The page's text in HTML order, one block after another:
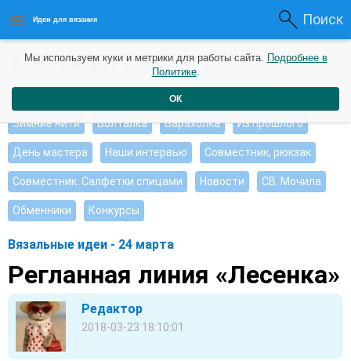
Идеи для вязания Поиск
Интересные идеи Мои работы Видео журнал
Душевные петельки
Зимние нити Болталка Барахолка Из прошлого
День мастера Наши интервью Совместник, рюкзак
Совместник. Салфетки спицами Новости СВ. Мочила
Обменники Конкурсы
Вязальные идеи - 24 марта
Регланная линия «Лесенка»
Редактор
2018-03-23 18:10:01
Мы используем куки и метрики для работы сайта. Подробнее в
Политике.
ОК